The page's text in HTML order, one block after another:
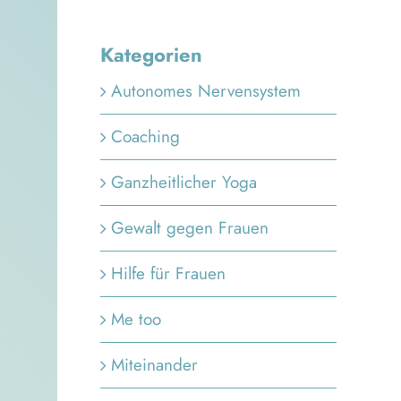
Kategorien
Autonomes Nervensystem
Coaching
Ganzheitlicher Yoga
Gewalt gegen Frauen
Hilfe für Frauen
Me too
Miteinander